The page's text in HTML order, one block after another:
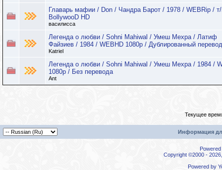
Главарь мафии / Don / Чандра Барот / 1978 / WEBRip / т/
BollywooD HD
василисса
Легенда о любви / Sohni Mahiwal / Умеш Мехра / Латиф
Файзиев / 1984 / WEBHD 1080p / Дублированный перевод
Katriel
Легенда о любви / Sohni Mahiwal / Умеш Мехра / 1984 /
1080p / Без перевода
Ant
Текущее
Информация
Copyright ©2000 -
Powered by